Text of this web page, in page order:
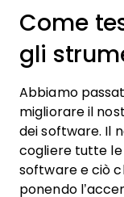
Come
gli
Abbiamo
migliorare il
dei software. Il
cogliere tutte le
software e ciò
ponendo